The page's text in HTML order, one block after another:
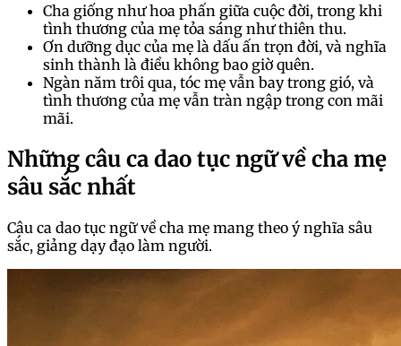
Cha giống như hoa phấn giữa cuộc đời, trong khi
tình thương của mẹ tỏa sáng như thiên thu.
Ơn dưỡng dục của mẹ là dấu ấn trọn đời, và nghĩa
sinh thành là điều không bao giờ quên.
Ngàn năm trôi qua, tóc mẹ vẫn bay trong gió, và
tình thương của mẹ vẫn tràn ngập trong con mãi
mãi.
Những câu ca dao tục ngữ về cha mẹ
sâu sắc nhất
Câu ca dao tục ngữ về cha mẹ mang theo ý nghĩa sâu
sắc, giảng dạy đạo làm người.